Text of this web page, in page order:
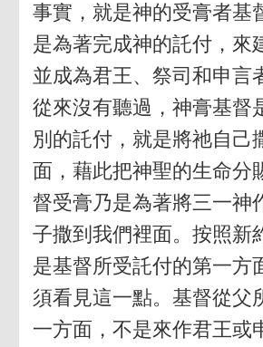
事實，就是神的受膏者基
是為著完成神的託付，來
並成為君王、祭司和申言
從來沒有聽過，神膏基督
別的託付，就是將祂自己
面，藉此把神聖的生命分
督受膏乃是為著將三一神
子撒到我們裡面。按照新
是基督所受託付的第一方
須看見這一點。基督從父
一方面，不是來作君王或